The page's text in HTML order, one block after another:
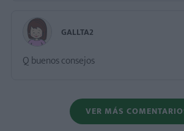
GALLTA2
Q buenos consejos
VER MÁS